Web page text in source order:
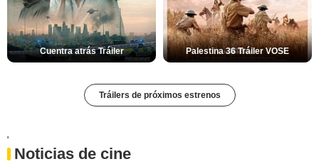
Cuentra atrás Tráiler Palestina 36 Tráiler VOSE
Tráilers de próximos estrenos
'
Noticias de cine